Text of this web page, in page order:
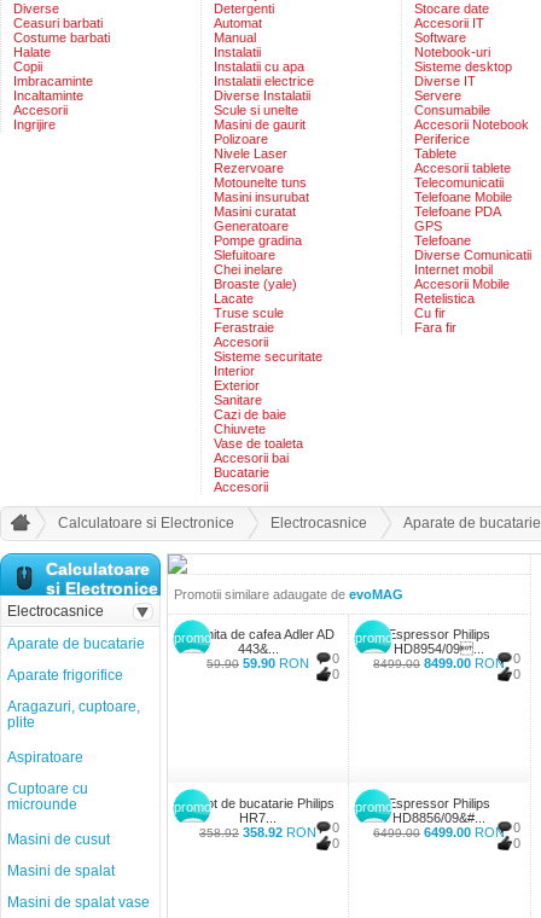
Diverse
Ceasuri barbati
Costume barbati
Halate
Copii
Imbracaminte
Incaltaminte
Accesorii
Ingrijire
Detergenti
Automat
Manual
Instalatii
Instalatii cu apa
Instalatii electrice
Diverse Instalatii
Scule si unelte
Masini de gaurit
Polizoare
Nivele Laser
Rezervoare
Motounelte tuns
Masini insurubat
Masini curatat
Generatoare
Pompe gradina
Slefuitoare
Chei inelare
Broaste (yale)
Lacate
Truse scule
Ferastraie
Accesorii
Sisteme securitate
Interior
Exterior
Sanitare
Cazi de baie
Chiuvete
Vase de toaleta
Accesorii bai
Bucatarie
Accesorii
Stocare date
Accesorii IT
Software
Notebook-uri
Sisteme desktop
Diverse IT
Servere
Consumabile
Accesorii Notebook
Periferice
Tablete
Accesorii tablete
Telecomunicatii
Telefoane Mobile
Telefoane PDA
GPS
Telefoane
Diverse Comunicatii
Internet mobil
Accesorii Mobile
Retelistica
Cu fir
Fara fir
Calculatoare si Electronice Electrocasnice Aparate de bucatarie
Promotii similare adaugate de evoMAG
promo
0
0
Rasnita de cafea Adler AD
443&...
59.90 59.90 RON
promo
0
0
Espressor Philips
HD8954/09...
8499.00 8499.00 RON
promo
0
0
Robot de bucatarie Philips
HR7...
358.92 358.92 RON
promo
0
0
Espressor Philips
HD8856/09&#...
6499.00 6499.00 RON
Calculatoare
si Electronice
Electrocasnice
Aparate de bucatarie
Aparate frigorifice
Aragazuri, cuptoare,
plite
Aspiratoare
Cuptoare cu
microunde
Masini de cusut
Masini de spalat
Masini de spalat vase